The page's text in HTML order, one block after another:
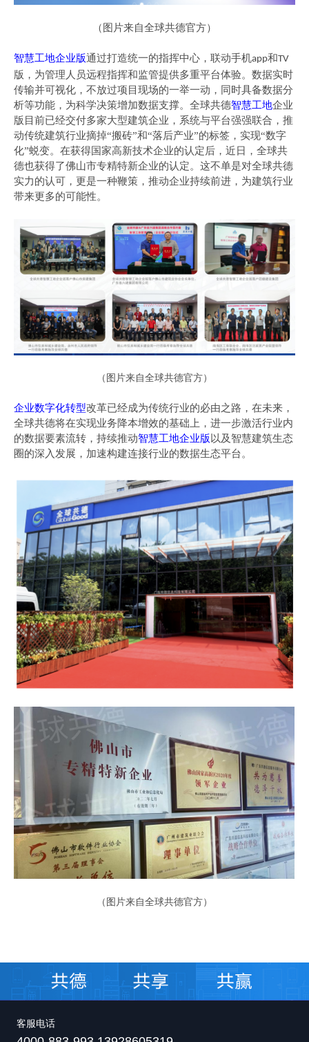
（图片来自全球共德官方）
智慧工地企业版通过打造统一的指挥中心，联动手机app和TV
版，为管理人员远程指挥和监管提供多重平台体验。数据实时
传输并可视化，不放过项目现场的一举一动，同时具备数据分
析等功能，为科学决策增加数据支撑。全球共德智慧工地企业
版目前已经交付多家大型建筑企业，系统与平台强强联合，推
动传统建筑行业摘掉“搬砖”和“落后产业”的标签，实现“数字
化”蜕变。 在获得国家高新技术企业的认定后，近日，全球共
德也获得了佛山市专精特新企业的认定。这不单是对全球共德
实力的认可，更是一种鞭策，推动企业持续前进，为建筑行业
带来更多的可能性。
（ 图片来自全球共德官方）
企业数字化转型改革已经成为传统行业的必由之路，在未来，
全球共德将在实现业务降本增效的基础上，进一步激活行业内
的数据要素流转，持续推动智慧工地企业版 以及智慧建筑生态
圈的深入发展，加速构建连接行业的数据生态平台。
（ 图片来自全球共德官方）
客服电话